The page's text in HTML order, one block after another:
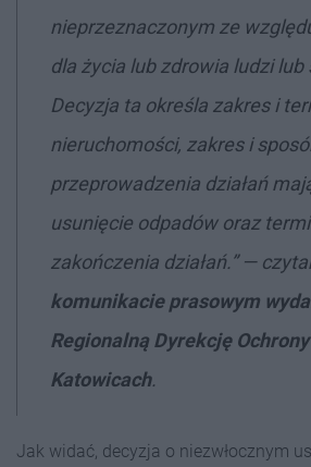
nieprzeznaczonym ze
dla życia lub zdrowia ludzi lub
Decyzja ta określa zakres i
nieruchomości, zakres i
przeprowadzenia działań
usunięcie odpadów oraz
zakończenia działań.” —
komunikacie prasowym
Regionalną Dyrekcję
Katowicach.
Jak widać, decyzja o niezwłocznym